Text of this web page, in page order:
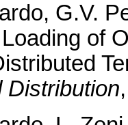
G.V.
of
Distribution